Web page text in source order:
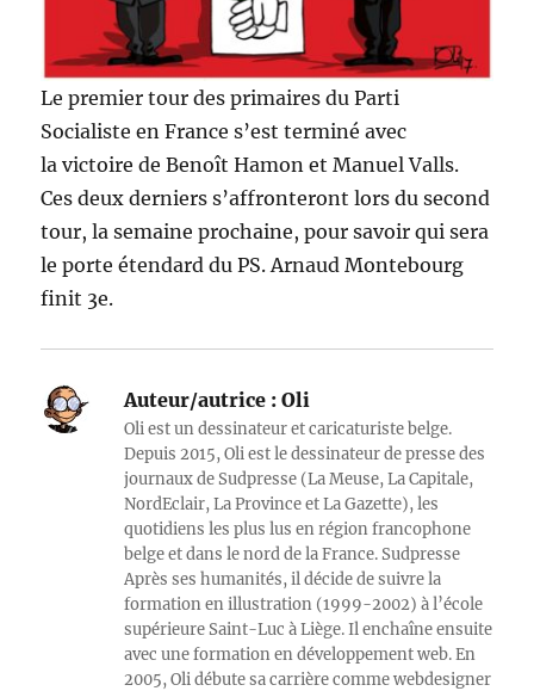
Le premier tour des primaires du Parti
Socialiste en France s’est terminé avec
la victoire de Benoît Hamon et Manuel Valls.
Ces deux derniers s’affronteront lors du second
tour, la semaine prochaine, pour savoir qui sera
le porte étendard du PS. Arnaud Montebourg
finit 3e.
Auteur/autrice : Oli
Oli est un dessinateur et caricaturiste belge.
Depuis 2015, Oli est le dessinateur de presse des
journaux de Sudpresse (La Meuse, La Capitale,
NordEclair, La Province et La Gazette), les
quotidiens les plus lus en région francophone
belge et dans le nord de la France. Sudpresse
Après ses humanités, il décide de suivre la
formation en illustration (1999-2002) à l’école
supérieure Saint-Luc à Liège. Il enchaîne ensuite
avec une formation en développement web. En
2005, Oli débute sa carrière comme webdesigner